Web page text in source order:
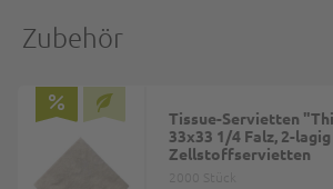
Zubehör
Tissue-Servietten
33x33 1/4 Falz, 2-
Zellstoffservietten